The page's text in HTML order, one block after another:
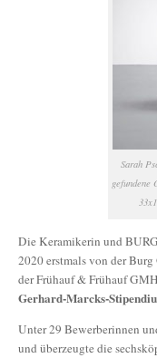
Sarah
gefundene
Die Keramikerin und
2020 erstmals von der
der Frühauf & Frühauf
Gerhard-Marcks-
Unter 29 Bewerberinnen
und überzeugte die